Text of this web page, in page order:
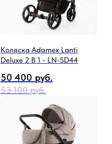
Коляска Adamex Lanti
Deluxe 2 В 1 - LN-SD44
50 400 руб.
53 100 руб.